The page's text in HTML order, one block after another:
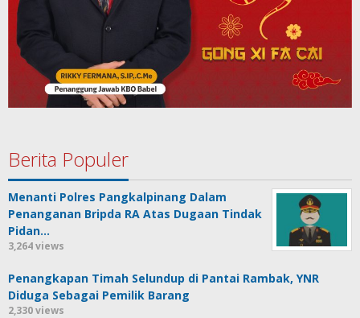
Berita Populer
Menanti Polres Pangkalpinang Dalam
Penanganan Bripda RA Atas Dugaan Tindak
Pidan…
3,264 views
Penangkapan Timah Selundup di Pantai Rambak, YNR
Diduga Sebagai Pemilik Barang
2,330 views